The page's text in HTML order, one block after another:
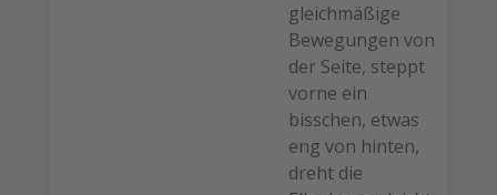
gleichmäßige
Bewegungen von
der Seite, steppt
vorne ein
bisschen, etwas
eng von hinten,
dreht die